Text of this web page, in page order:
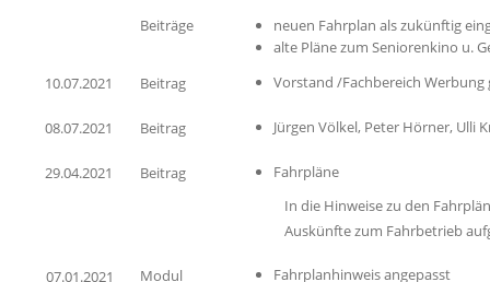
Beiträge
neuen Fahrplan als zukünftig
alte Pläne zum Seniorenkino u.
10.07.2021
Beitrag Vorstand /Fachbereich Werbung
08.07.2021 Beitrag Jürgen Völkel, Peter Hörner, Ulli
29.04.2021 Beitrag
Fahrpläne
In die Hinweise zu den
Auskünfte zum Fahrbetrieb
07.01.2021 Modul Fahrplanhinweis angepasst